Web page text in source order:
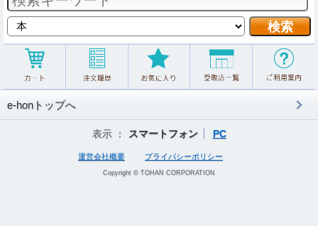
e-honトップへ
表示 ： スマートフォン PC
運営会社概要 プライバシーポリシー
Copyright © TOHAN CORPORATION